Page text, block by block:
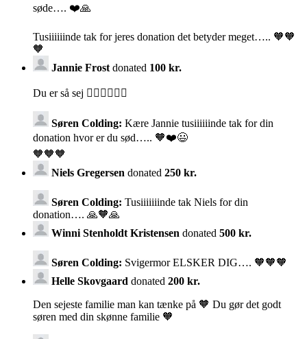
søde…. ❤️🙏
Tusiiiiiinde tak for jeres donation det betyder meget….. 🧡🧡
🧡
Jannie Frost donated 100 kr.
Du er så sej 🙆‍♀️🙆‍♀️🙆‍♀️
Søren Colding: Kære Jannie tusiiiiiinde tak for din
donation hvor er du sød….. 🧡❤️😃
🧡🧡🧡
Niels Gregersen donated 250 kr.
Søren Colding: Tusiiiiiiinde tak Niels for din
donation…. 🙏🧡🙏
Winni Stenholdt Kristensen donated 500 kr.
Søren Colding: Svigermor ELSKER DIG…. 🧡🧡🧡
Helle Skovgaard donated 200 kr.
Den sejeste familie man kan tænke på 🧡 Du gør det godt
søren med din skønne familie 🧡